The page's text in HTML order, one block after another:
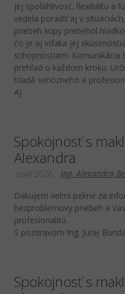
jej spoľahlivosť, flexibilitu a
vedela poradiť aj v
priebeh kúpy prebehol
čo je aj vďaka jej
schopnostiam. Komunikácia
prehľad o každom kroku.
hľadá seriózneho a
AJ
Spokojnosť s
Alexandra
Ing. Alexandra
apríl 2026
Dakujem velmi pekne za
bezproblemovy priebeh a
profesionalitu.
S pozdravom Ing. Juraj Bunda
Spokojnosť s